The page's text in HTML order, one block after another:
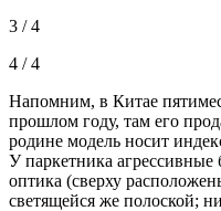
3 / 4
4 / 4
Напомним, в Китае
прошлом году, там его
родине модель носит
У паркетника агрессивные
оптика (сверху
светящейся же полоской;